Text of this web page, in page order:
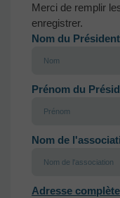
Merci de remplir
enregistrer.
Nom du Président
Prénom du
Nom de
Adresse